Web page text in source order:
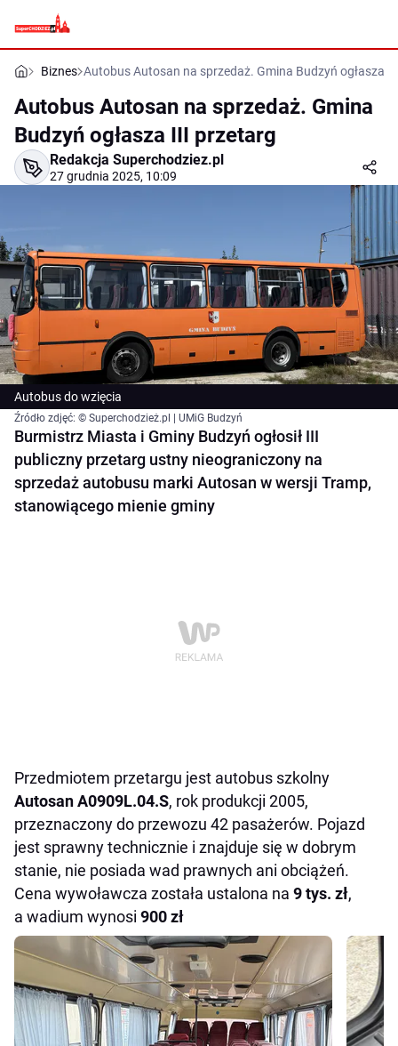
Biznes Autobus Autosan na sprzedaż. Gmina Budzyń ogłasza
Autobus Autosan na sprzedaż. Gmina
Budzyń ogłasza III przetarg
Redakcja Superchodziez.pl
27 grudnia 2025, 10:09
Autobus do wzięcia
Źródło zdjęć: © Superchodzież.pl | UMiG Budzyń
Burmistrz Miasta i Gminy Budzyń ogłosił III
publiczny przetarg ustny nieograniczony na
sprzedaż autobusu marki Autosan w wersji Tramp,
stanowiącego mienie gminy
Przedmiotem przetargu jest autobus szkolny
Autosan A0909L.04.S, rok produkcji 2005,
przeznaczony do przewozu 42 pasażerów. Pojazd
jest sprawny technicznie i znajduje się w dobrym
stanie, nie posiada wad prawnych ani obciążeń.
Cena wywoławcza została ustalona na 9 tys. zł,
a wadium wynosi 900 zł